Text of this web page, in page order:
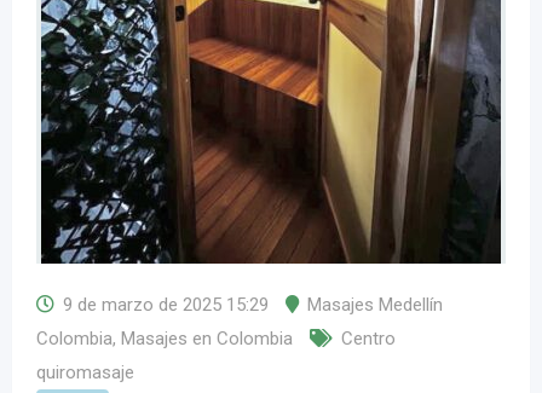
9 de marzo de 2025 15:29
Masajes Medellín
Colombia, Masajes en Colombia
Centro
quiromasaje